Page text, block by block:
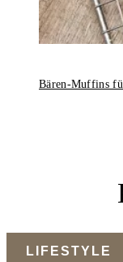
Bären-Muffins
LIFESTYLE